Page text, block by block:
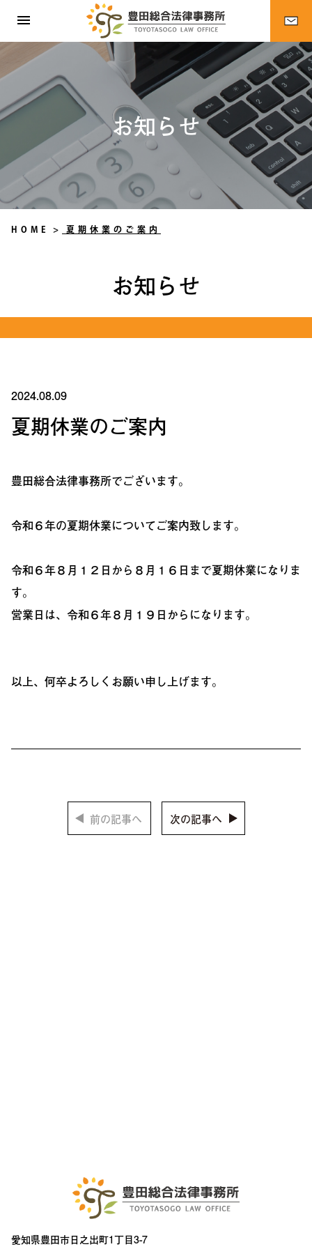
お知らせ
HOME > 夏期休業のご案内
お知らせ
2024.08.09
夏期休業のご案内
豊田総合法律事務所でございます。
令和６年の夏期休業についてご案内致します。
令和６年８月１２日から８月１６日まで夏期休業になりま
す。
営業日は、令和６年８月１９日からになります。
以上、何卒よろしくお願い申し上げます。
前の記事へ 次の記事へ
愛知県豊田市日之出町1丁目3-7